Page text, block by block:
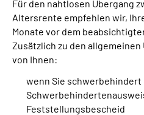
Für den nahtlosen Übergang
Altersrente empfehlen wir,
Monate vor dem
Zusätzlich zu den
von Ihnen:
wenn Sie schwerbehindert
Feststellungsbescheid